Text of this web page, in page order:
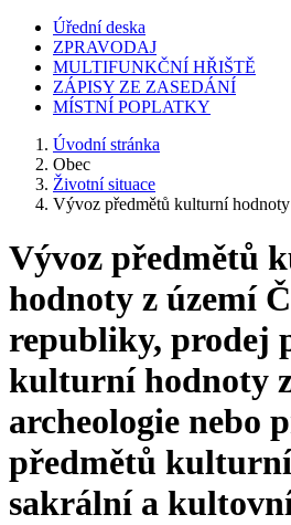
Úřední deska
ZPRAVODAJ
MULTIFUNKČNÍ HŘIŠTĚ
ZÁPISY ZE ZASEDÁNÍ
MÍSTNÍ POPLATKY
Úvodní stránka
Obec
Životní situace
Vývoz předmětů kulturní
Vývoz předmětů
hodnoty z území
republiky, prodej
kulturní hodnoty
archeologie nebo
předmětů
sakrální a